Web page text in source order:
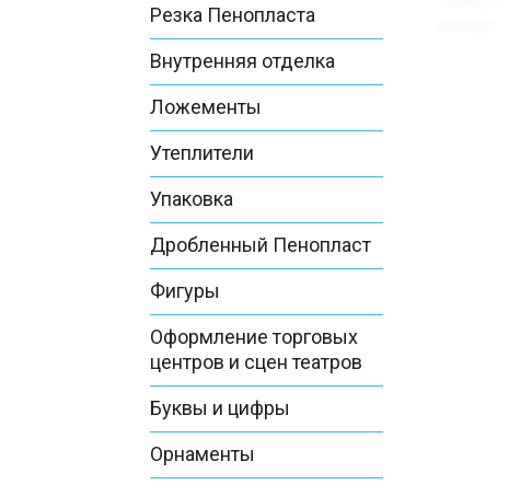
Резка Пенопласта
Внутренняя отделка
Ложементы
Утеплители
Упаковка
Дробленный Пенопласт
Фигуры
Оформление торговых
центров и сцен театров
Буквы и цифры
Орнаменты